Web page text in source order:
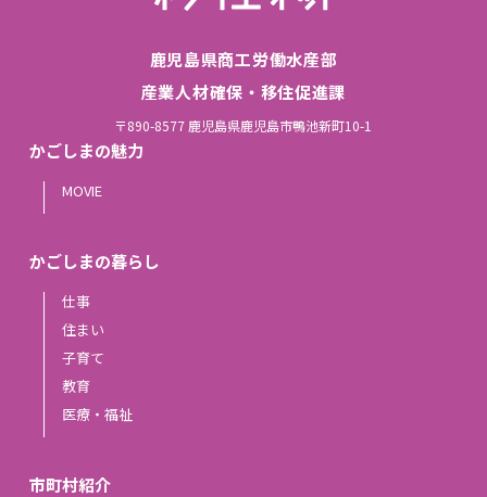
鹿児島県商工労働水産部
産業人材確保・移住促進課
〒890-8577 鹿児島県鹿児島市鴨池新町10-1
かごしまの魅力
MOVIE
かごしまの暮らし
仕事
住まい
子育て
教育
医療・福祉
市町村紹介